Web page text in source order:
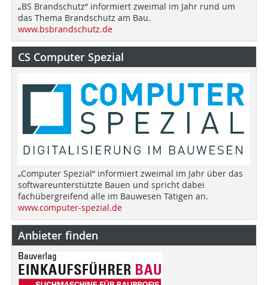
„BS Brandschutz“ informiert zweimal im Jahr rund um
das Thema Brandschutz am Bau.
www.bsbrandschutz.de
CS Computer Spezial
„Computer Spezial“ informiert zweimal im Jahr über das
softwareunterstützte Bauen und spricht dabei
fachübergreifend alle im Bauwesen Tätigen an.
www.computer-spezial.de
Anbieter finden